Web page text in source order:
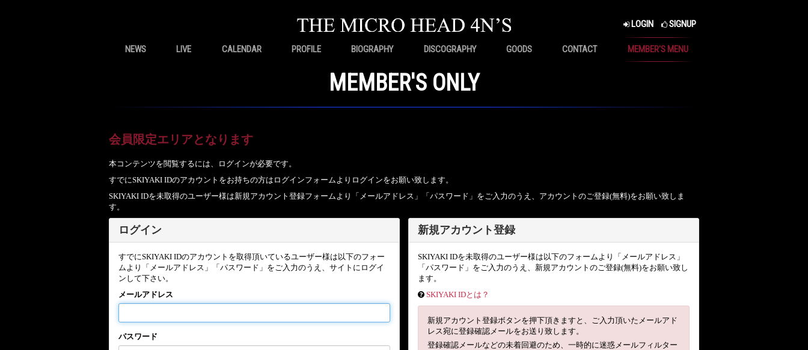
LOGIN SIGNUP
NEWS LIVE CALENDAR PROFILE BIOGRAPHY DISCOGRAPHY GOODS CONTACT MEMBER'S MENU
MEMBER'S ONLY
会員限定エリアとなります
本コンテンツを閲覧するには、ログインが必要です。
すでにSKIYAKI IDのアカウントをお持ちの方はログインフォームよりログインをお願い致します。
SKIYAKI IDを未取得のユーザー様は新規アカウント登録フォームより「メールアドレス」「パスワード」をご入力のうえ、アカウントのご登録(無料)をお願い致しま
す。
ログイン
すでにSKIYAKI IDのアカウントを取得頂いているユーザー様は以下のフォー
ムより「メールアドレス」「パスワード」をご入力のうえ、サイトにログイ
ンして下さい。
メールアドレス
パスワード
新規アカウント登録
SKIYAKI IDを未取得のユーザー様は以下のフォームより「メールアドレス」
「パスワード」をご入力のうえ、新規アカウントのご登録(無料)をお願い致し
ます。
SKIYAKI IDとは？
新規アカウント登録ボタンを押下頂きますと、ご入力頂いたメールアド
レス宛に登録確認メールをお送り致します。
登録確認メールなどの未着回避のため、一時的に迷惑メールフィルター